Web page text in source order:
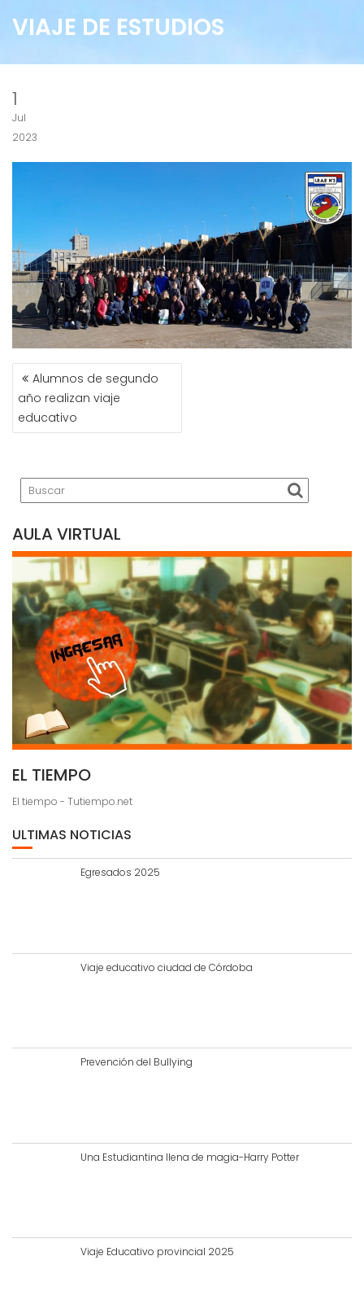
VIAJE DE ESTUDIOS
1
Jul
2023
NAVEGACIÓN
DE
ENTRADAS
Alumnos de segundo
año realizan viaje
educativo
AULA VIRTUAL
EL TIEMPO
El tiempo - Tutiempo.net
ULTIMAS NOTICIAS
Egresados 2025
Viaje educativo ciudad de Córdoba
Prevención del Bullying
Una Estudiantina llena de magia-Harry Potter
Viaje Educativo provincial 2025